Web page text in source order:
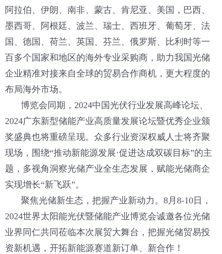
阿拉伯、伊朗、南非、蒙古、肯尼亚、美国，巴西、
墨西哥、阿根廷、波兰、瑞士、西班牙、葡萄牙、法
国、德国、荷兰、英国、芬兰、俄罗斯、比利时等一
百多个国家和地区的海外专业采购商，助力我国光储
企业精准对接来自全球的贸易合作商机，更大程度的
布局海外市场。
博览会同期，2024中国光伏行业发展高峰论坛、
2024广东新型储能产业高质量发展论坛暨优秀企业颁
奖盛典也将重磅呈现。众多行业资深权威人士将齐聚
现场，围绕“推动新能源发展·促进达成双碳目标”的主
题，多视角洞察光储产业全生态发展，赋能光储商企
实现增长“新飞跃”。
聚焦光储新生态，把握产业新动力。8月8-10日，
2024世界太阳能光伏暨储能产业博览会诚邀各位光储
业界同仁共同莅临本次展贸大舞台，把握光储贸易投
资新机遇，开拓新能源赛道新订单、新合作！